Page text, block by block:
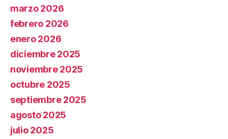
marzo 2026
febrero 2026
enero 2026
diciembre 2025
noviembre 2025
octubre 2025
septiembre 2025
agosto 2025
julio 2025